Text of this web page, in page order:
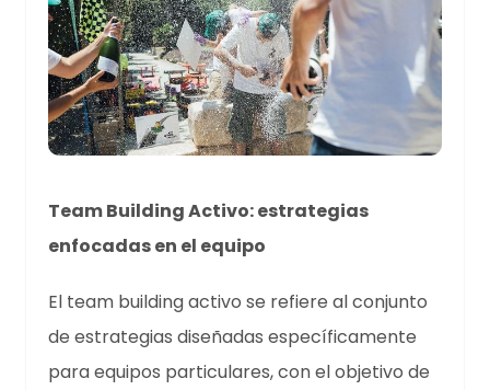
Team Building Activo: estrategias
enfocadas en el equipo
El team building activo se refiere al conjunto
de estrategias diseñadas específicamente
para equipos particulares, con el objetivo de